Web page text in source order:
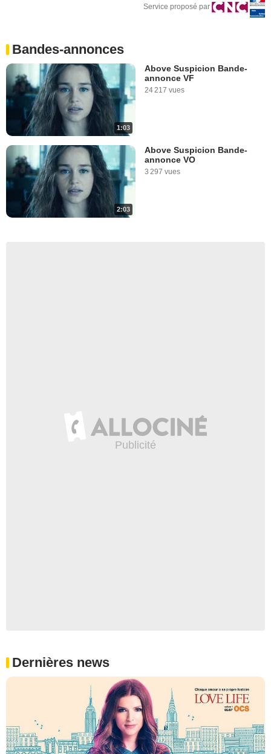
Service proposé par
Bandes-annonces
1:03
Above Suspicion Bande-
annonce VF
24 217 vues
2:03
Above Suspicion Bande-
annonce VO
3 297 vues
Dernières news